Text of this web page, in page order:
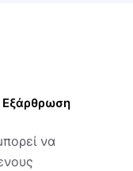
Εξάρθρωση
να